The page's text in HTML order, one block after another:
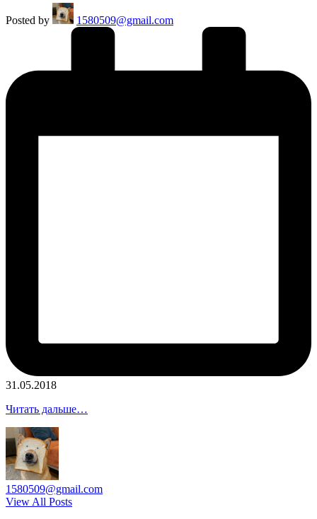
Posted by 1580509@gmail.com
31.05.2018
Читать дальше…
1580509@gmail.com
View All Posts